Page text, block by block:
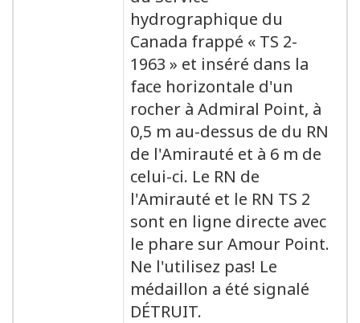
hydrographique du
Canada frappé « TS 2-
1963 » et inséré dans la
face horizontale d'un
rocher à Admiral Point, à
0,5 m au-dessus de du RN
de l'Amirauté et à 6 m de
celui-ci. Le RN de
l'Amirauté et le RN TS 2
sont en ligne directe avec
le phare sur Amour Point.
Ne l'utilisez pas! Le
médaillon a été signalé
DÉTRUIT.